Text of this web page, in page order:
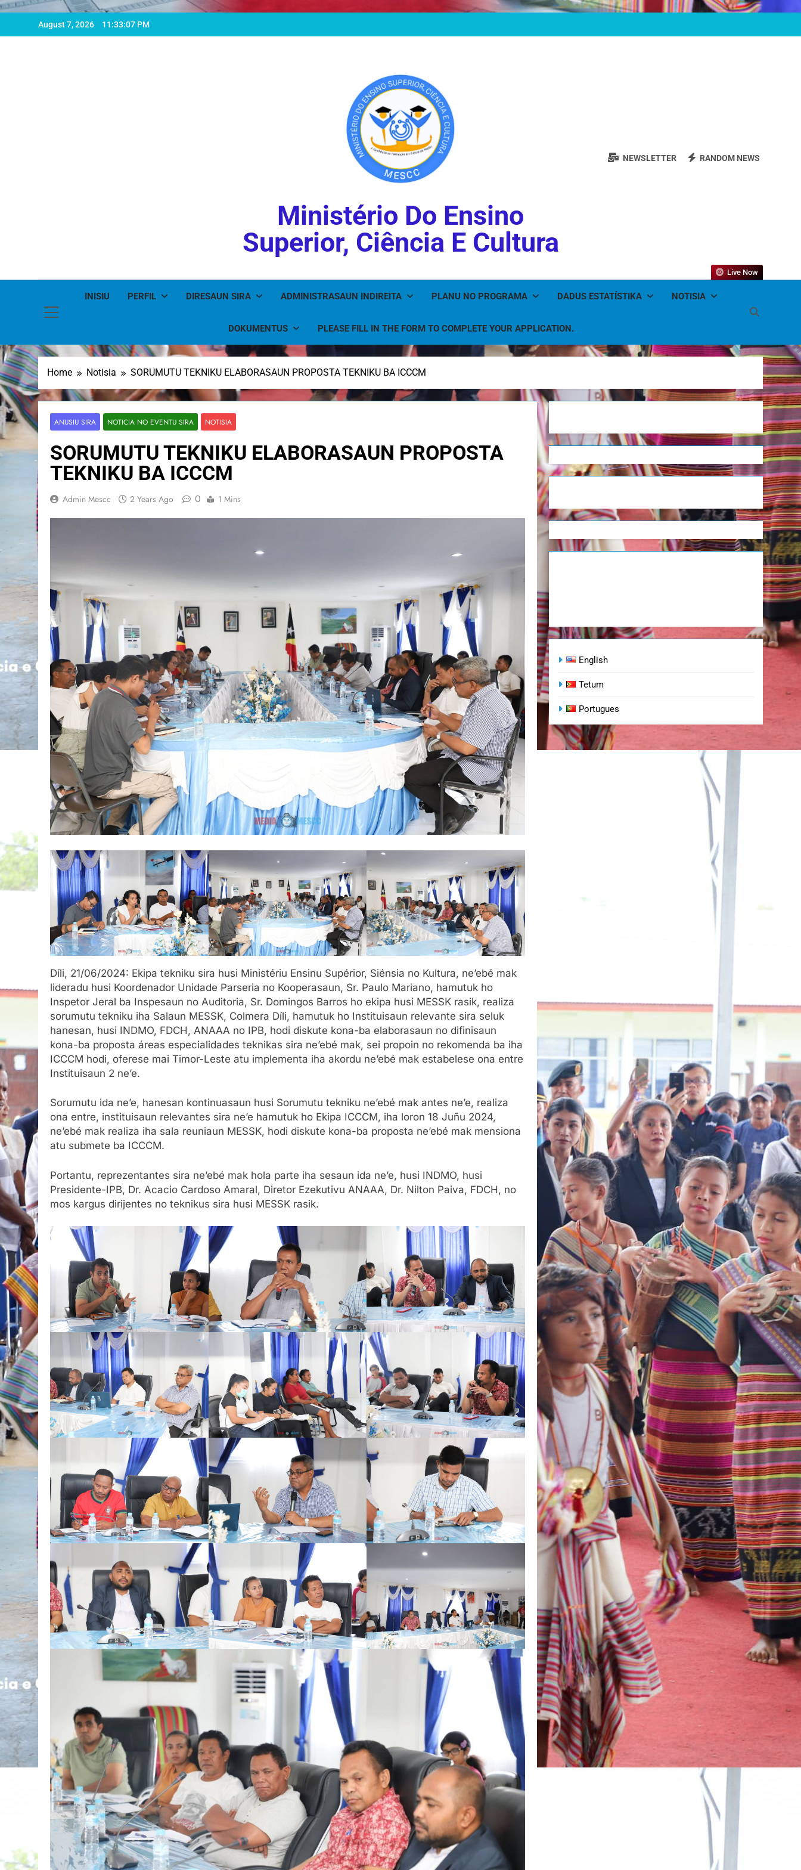
August 7, 2026 11:33:09 PM
Ministério Do Ensino
Superior, Ciência E Cultura
NEWSLETTER RANDOM NEWS
INISIU PERFIL DIRESAUN SIRA ADMINISTRASAUN INDIREITA PLANU NO PROGRAMA DADUS ESTATÍSTIKA NOTISIA
DOKUMENTUS PLEASE FILL IN THE FORM TO COMPLETE YOUR APPLICATION.
Live Now
Home Notisia SORUMUTU TEKNIKU ELABORASAUN PROPOSTA TEKNIKU BA ICCCM
ANUSIU SIRA NOTICIA NO EVENTU SIRA NOTISIA
SORUMUTU TEKNIKU ELABORASAUN PROPOSTA
TEKNIKU BA ICCCM
Admin Mescc 2 Years Ago 0 1 Mins
Díli, 21/06/2024: Ekipa tekniku sira husi Ministériu Ensinu Supérior, Siénsia no Kultura, ne’ebé mak
lideradu husi Koordenador Unidade Parseria no Kooperasaun, Sr. Paulo Mariano, hamutuk ho
Inspetor Jeral ba Inspesaun no Auditoria, Sr. Domingos Barros ho ekipa husi MESSK rasik, realiza
sorumutu tekniku iha Salaun MESSK, Colmera Díli, hamutuk ho Instituisaun relevante sira seluk
hanesan, husi INDMO, FDCH, ANAAA no IPB, hodi diskute kona-ba elaborasaun no difinisaun
kona-ba proposta áreas especialidades teknikas sira ne’ebé mak, sei propoin no rekomenda ba iha
ICCCM hodi, oferese mai Timor-Leste atu implementa iha akordu ne’ebé mak estabelese ona entre
Instituisaun 2 ne’e.
Sorumutu ida ne’e, hanesan kontinuasaun husi Sorumutu tekniku ne’ebé mak antes ne’e, realiza
ona entre, instituisaun relevantes sira ne’e hamutuk ho Ekipa ICCCM, iha loron 18 Juñu 2024,
ne’ebé mak realiza iha sala reuniaun MESSK, hodi diskute kona-ba proposta ne’ebé mak mensiona
atu submete ba ICCCM.
Portantu, reprezentantes sira ne’ebé mak hola parte iha sesaun ida ne’e, husi INDMO, husi
Presidente-IPB, Dr. Acacio Cardoso Amaral, Diretor Ezekutivu ANAAA, Dr. Nilton Paiva, FDCH, no
mos kargus dirijentes no teknikus sira husi MESSK rasik.
English
Tetum
Portugues